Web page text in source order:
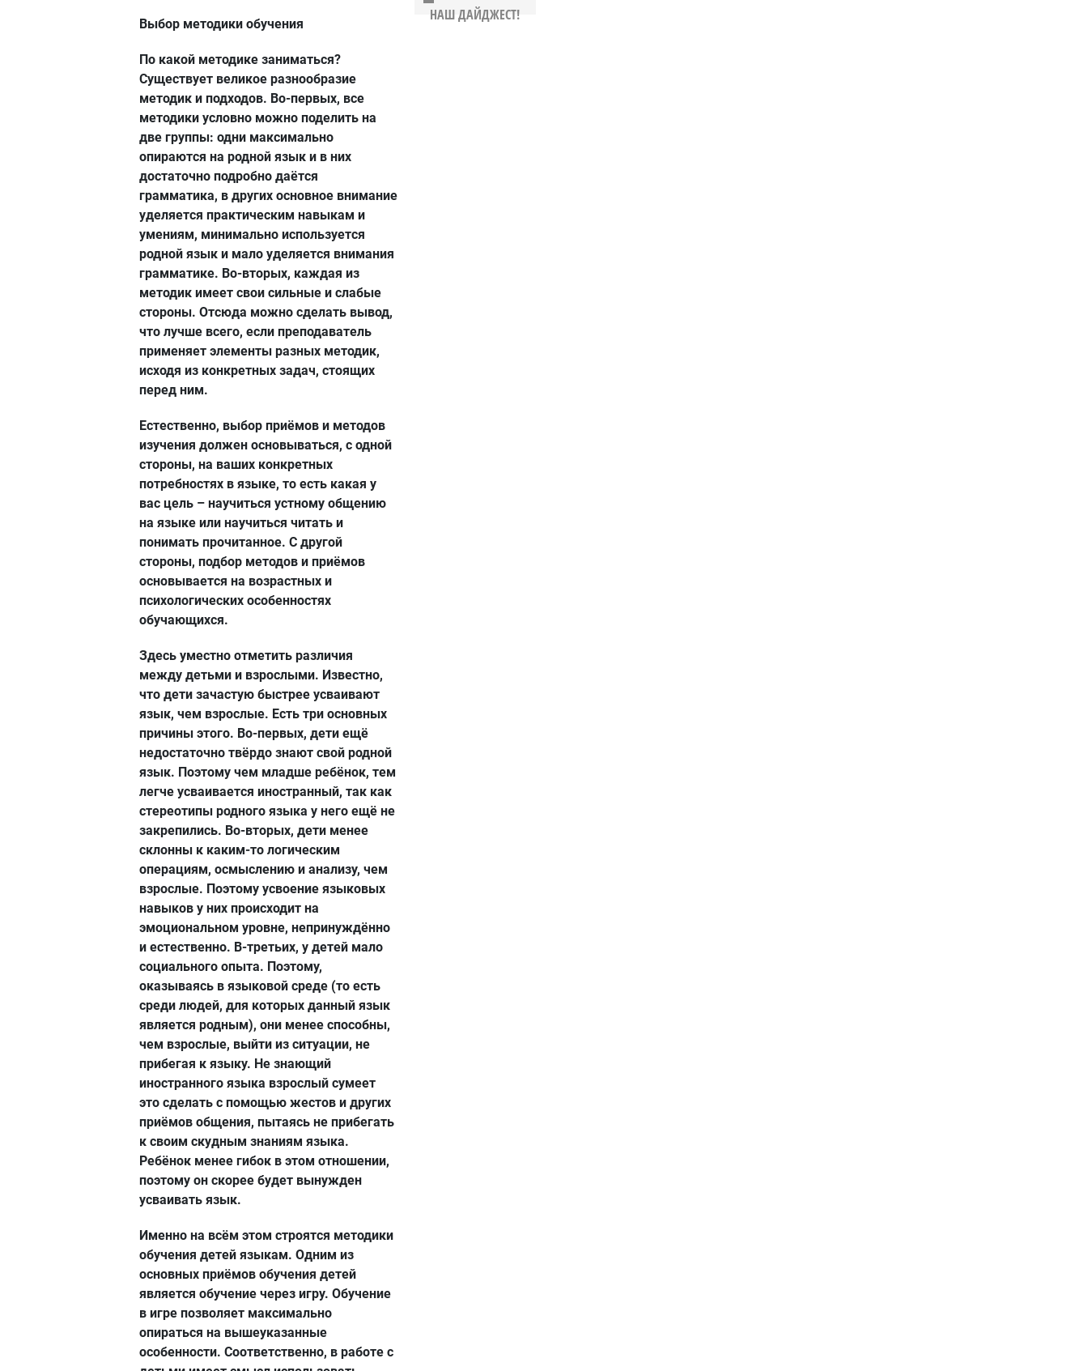
Выбор методики обучения
По какой методике заниматься?
Существует великое разнообразие
методик и подходов. Во-первых, все
методики условно можно поделить на
две группы: одни максимально
опираются на родной язык и в них
достаточно подробно даётся
грамматика, в других основное внимание
уделяется практическим навыкам и
умениям, минимально используется
родной язык и мало уделяется внимания
грамматике. Во-вторых, каждая из
методик имеет свои сильные и слабые
стороны. Отсюда можно сделать вывод,
что лучше всего, если преподаватель
применяет элементы разных методик,
исходя из конкретных задач, стоящих
перед ним.
Естественно, выбор приёмов и методов
изучения должен основываться, с одной
стороны, на ваших конкретных
потребностях в языке, то есть какая у
вас цель – научиться устному общению
на языке или научиться читать и
понимать прочитанное. С другой
стороны, подбор методов и приёмов
основывается на возрастных и
психологических особенностях
обучающихся.
Здесь уместно отметить различия
между детьми и взрослыми. Известно,
что дети зачастую быстрее усваивают
язык, чем взрослые. Есть три основных
причины этого. Во-первых, дети ещё
недостаточно твёрдо знают свой родной
язык. Поэтому чем младше ребёнок, тем
легче усваивается иностранный, так как
стереотипы родного языка у него ещё не
закрепились. Во-вторых, дети менее
склонны к каким-то логическим
операциям, осмыслению и анализу, чем
взрослые. Поэтому усвоение языковых
навыков у них происходит на
эмоциональном уровне, непринуждённо
и естественно. В-третьих, у детей мало
социального опыта. Поэтому,
оказываясь в языковой среде (то есть
среди людей, для которых данный язык
является родным), они менее способны,
чем взрослые, выйти из ситуации, не
прибегая к языку. Не знающий
иностранного языка взрослый сумеет
это сделать с помощью жестов и других
приёмов общения, пытаясь не прибегать
к своим скудным знаниям языка.
Ребёнок менее гибок в этом отношении,
поэтому он скорее будет вынужден
усваивать язык.
Именно на всём этом строятся методики
обучения детей языкам. Одним из
основных приёмов обучения детей
является обучение через игру. Обучение
в игре позволяет максимально
опираться на вышеуказанные
особенности. Соответственно, в работе с
НАШ ДАЙДЖЕСТ!